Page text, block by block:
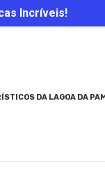
Incríveis!
DA LAGOA DA